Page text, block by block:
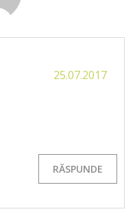
25.07.2017
RĂSPUNDE